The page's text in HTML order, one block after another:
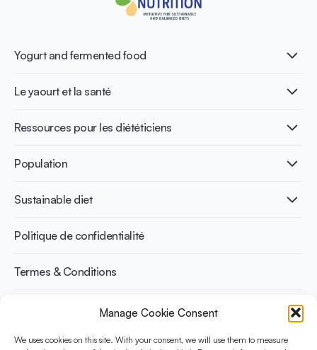
Manage Cookie Consent
We uses cookies on this site. With your consent, we will use them to measure
Yogurt and fermented food
Qu’est-ce que le yaourt ?
Nutri-dense food
Le yaourt et la santé
Healthy Diets & Lifestyle
Santé intestinale
Santé osseuse
Gestion du poids
Ressources pour les diététiciens
Publications
Infographics
Recettes
Population
Adulte
Sportif
Sustainable diet
Benefits for planet health
Benefits for human health
Politique de confidentialité
Termes & Conditions
YINI (The Yogurt in Nutrition Initiative) est financée par le